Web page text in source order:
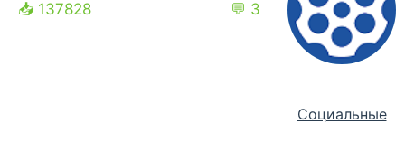
📥 137828 💬 3
Социальные